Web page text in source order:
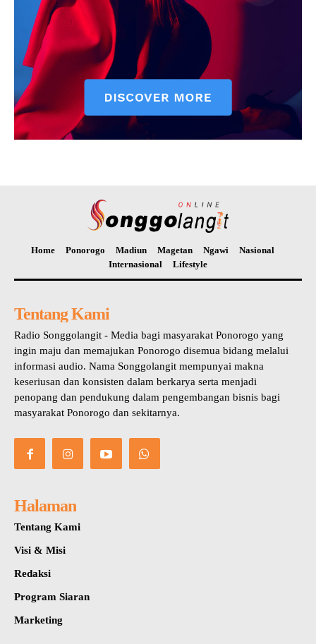
Home Ponorogo Madiun Magetan Ngawi
Nasional
Internasional
Lifestyle
Tentang Kami
Radio Songgolangit - Media bagi masyarakat Ponorogo yang
ingin maju dan memajukan Ponorogo disemua bidang melalui
informasi audio. Nama Songgolangit mempunyai makna
keseriusan dan konsisten dalam berkarya serta menjadi
penopang dan pendukung dalam pengembangan bisnis bagi
masyarakat Ponorogo dan sekitarnya.
Halaman
Tentang Kami
Visi & Misi
Redaksi
Program Siaran
Marketing